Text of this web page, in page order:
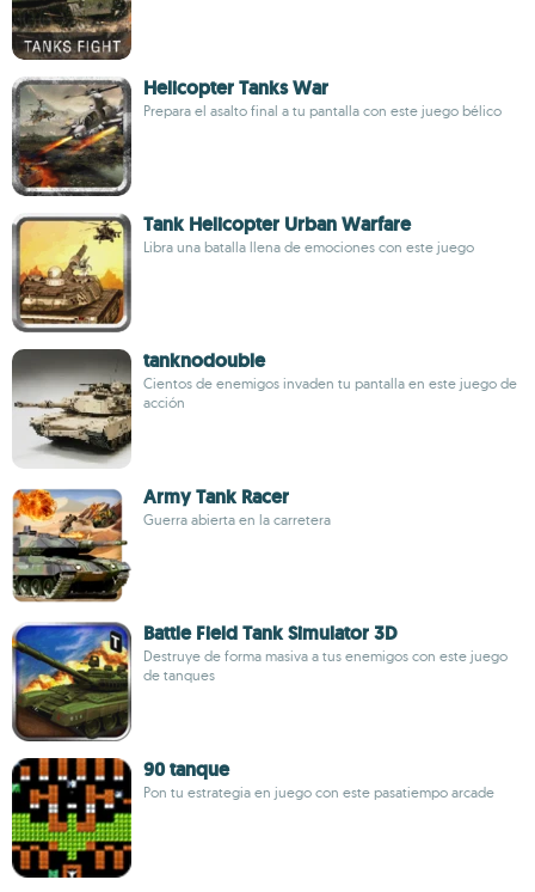
Helicopter Tanks War
Prepara el asalto final a tu pantalla con este juego bélico
Tank Helicopter Urban Warfare
Libra una batalla llena de emociones con este juego
tanknodouble
Cientos de enemigos invaden tu pantalla en este juego de
acción
Army Tank Racer
Guerra abierta en la carretera
Battle Field Tank Simulator 3D
Destruye de forma masiva a tus enemigos con este juego
de tanques
90 tanque
Pon tu estrategia en juego con este pasatiempo arcade